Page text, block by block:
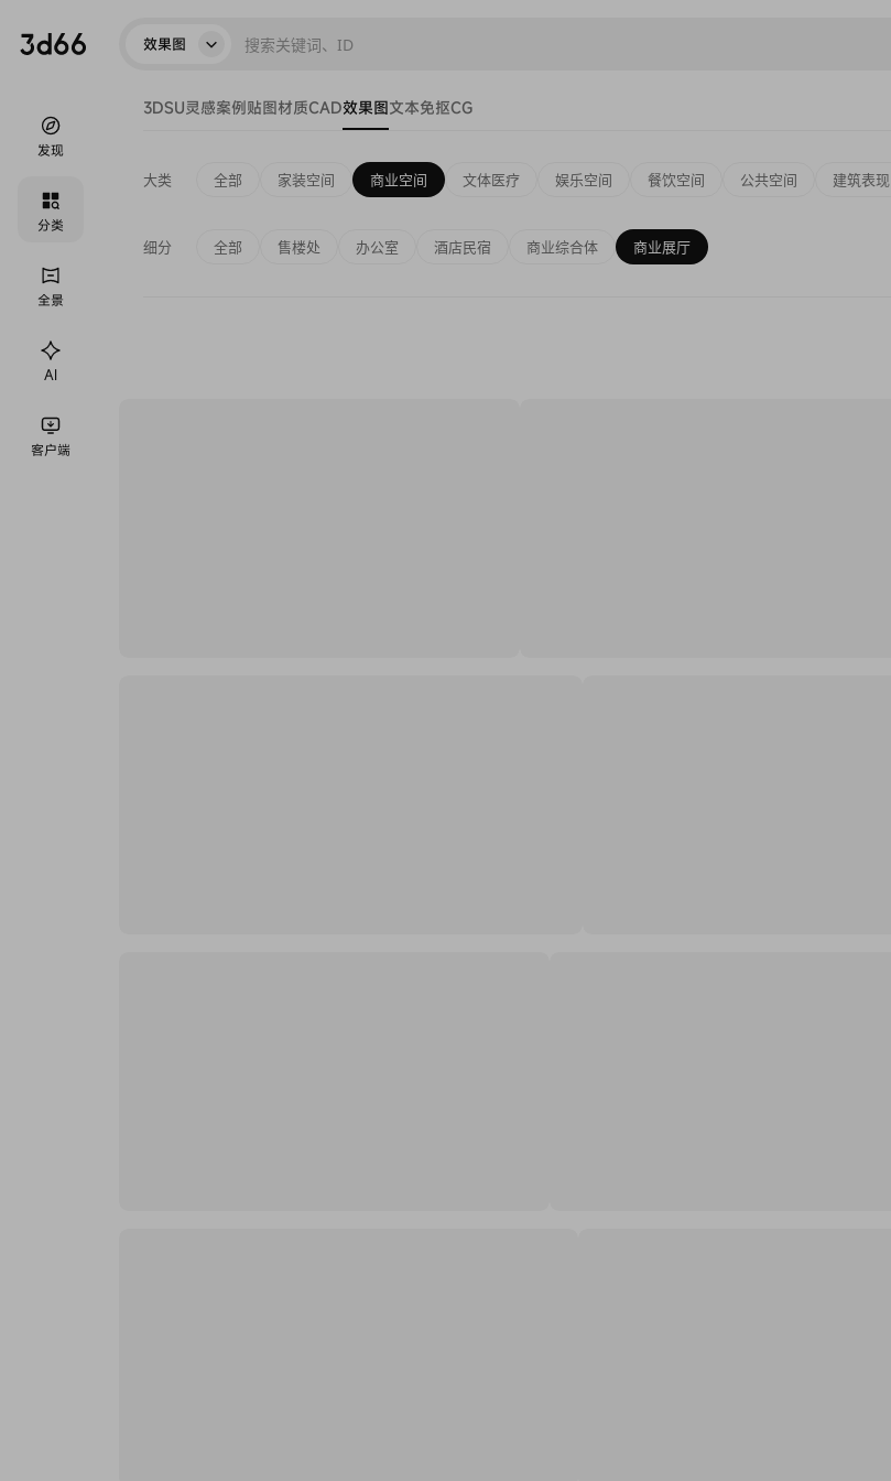
效果图
发现
分类
全景
AI
客户端
3DSU灵感案例贴图材质CAD效果图文本免抠CG
大类 全部 家装空间 商业空间 文体医疗 娱乐空间 餐饮空间 公共空间 建筑表现
细分 全部 售楼处 办公室 酒店民宿 商业综合体 商业展厅